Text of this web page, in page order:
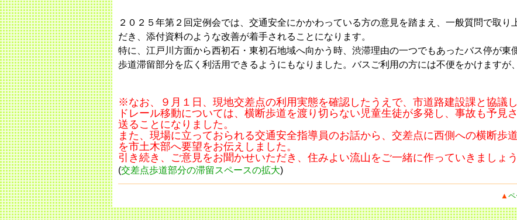
２０２５年第２回定例会では、交通安全にかかわっている方の意見を踏まえ、一般質問で取り
だき、添付資料のような改善が着手されることになります。
特に、江戸川方面から西初石・東初石地域へ向かう時、渋滞理由の一つでもあったバス停が東
歩道滞留部分を広く利活用できるようにもなりました。バスご利用の方には不便をかけますが
※なお、９月１日、現地交差点の利用実態を確認したうえで、市道路建設課と協議
ドレール移動については、横断歩道を渡り切らない児童生徒が多発し、事故も予見
送ることになりました。
また、現場に立っておられる交通安全指導員のお話から、交差点に西側への横断歩
を市土木部へ要望をお伝えしました。
引き続き、ご意見をお聞かせいただき、住みよい流山をご一緒に作っていきましょう
(交差点歩道部分の滞留スペースの拡大)
▲